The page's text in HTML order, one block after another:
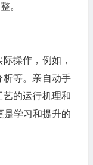
。
操作，例如，
等。亲自动手
的运行机理和
是学习和提升的